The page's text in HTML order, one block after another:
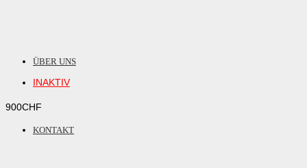
ÜBER UNS
KONTAKT
INAKTIV
900CHF